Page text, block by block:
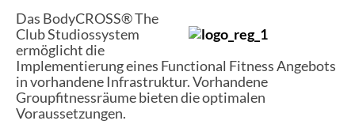
Das BodyCROSS® The
Club Studiossystem
ermöglicht die
Implementierung eines Functional Fitness Angebots
in vorhandene Infrastruktur. Vorhandene
Groupfitnessräume bieten die optimalen
Voraussetzungen.